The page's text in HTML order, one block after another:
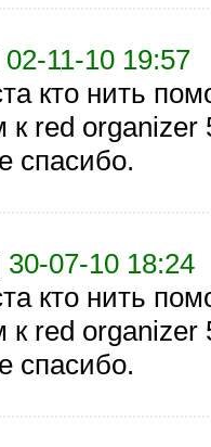
02-11-10 19:57
кто нить
к red organizer
спасибо.
30-07-10 18:24
кто нить
к red organizer
спасибо.